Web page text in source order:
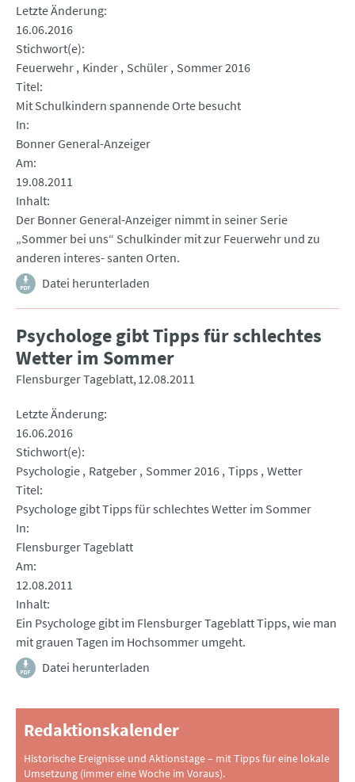
Letzte Änderung
16.06.2016
Stichwort(e)
Feuerwehr Kinder Schüler Sommer 2016
Titel
Mit Schulkindern spannende Orte besucht
In
Bonner General-Anzeiger
Am
19.08.2011
Inhalt
Der Bonner General-Anzeiger nimmt in seiner Serie
„Sommer bei uns“ Schulkinder mit zur Feuerwehr und zu
anderen interes- santen Orten.
Datei herunterladen
Psychologe gibt Tipps für schlechtes
Wetter im Sommer
Flensburger Tageblatt 12.08.2011
Letzte Änderung
16.06.2016
Stichwort(e)
Psychologie Ratgeber Sommer 2016 Tipps Wetter
Titel
Psychologe gibt Tipps für schlechtes Wetter im Sommer
In
Flensburger Tageblatt
Am
12.08.2011
Inhalt
Ein Psychologe gibt im Flensburger Tageblatt Tipps, wie man
mit grauen Tagen im Hochsommer umgeht.
Datei herunterladen
Redaktionskalender
Historische Ereignisse und Aktionstage – mit Tipps für eine lokale
Umsetzung (immer eine Woche im Voraus).